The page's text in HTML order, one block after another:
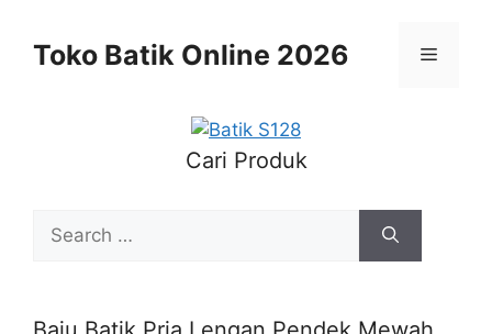
contentToko Batik Online 2026 Menu
Cari Produk
for: